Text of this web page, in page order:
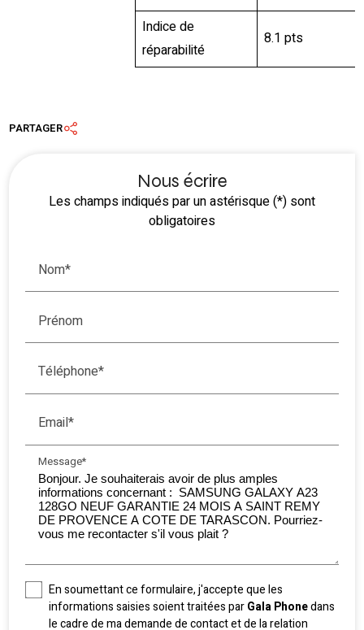
Indice de
réparabilité
8.1 pts
PARTAGER
Nous écrire
Les champs indiqués par un astérisque (*) sont
obligatoires
Nom*
Prénom
Téléphone*
Email*
Message*
En soumettant ce formulaire, j'accepte que les
informations saisies soient traitées parGala Phonedans
le cadre de ma demande de contact et de la relation